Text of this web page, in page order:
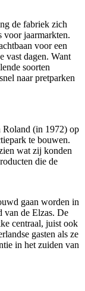
de fabriek zich
voor jaarmarkten.
voor een
vast dagen. Want
soorten
naar pretparken
Roland (in 1972) op
te bouwen.
wat zij konden
die de
gaan worden in
van de Elzas. De
centraal, juist ook
gasten als ze
in het zuiden van